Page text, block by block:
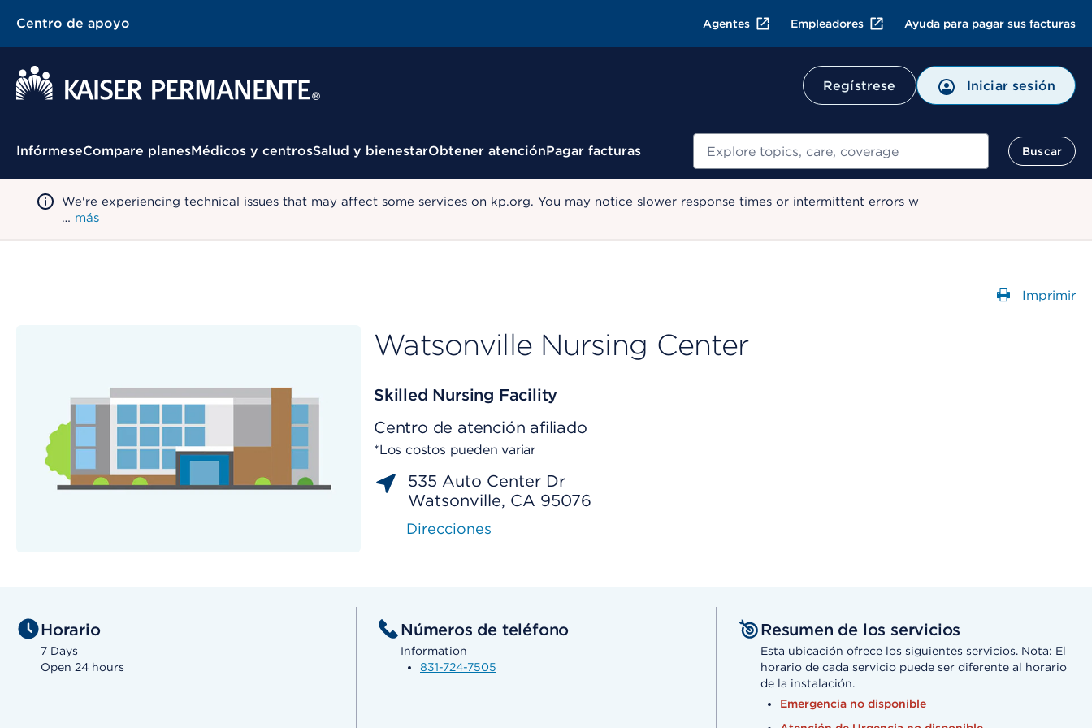
Centro de apoyo Agentes Empleadores Ayuda para pagar sus facturas
Regístrese Iniciar sesión
Menú contextual
InfórmeseCompare planesMédicos y centrosSalud y bienestarObtener atenciónPagar facturas Buscar
Buscar
We're experiencing technical issues that may affect some services on kp.org. You may notice slower response times or intermittent errors w
… más
Imprimir
Watsonville Nursing Center
Skilled Nursing Facility
Centro de atención afiliado
*Los costos pueden variar
535 Auto Center Dr
Watsonville, CA 95076
Direcciones
Horario
7 Days
Open 24 hours
Números de teléfono
Information
831-724-7505
Resumen de los servicios
Esta ubicación ofrece los siguientes servicios. Nota: El
horario de cada servicio puede ser diferente al horario
de la instalación.
Emergencia no disponible